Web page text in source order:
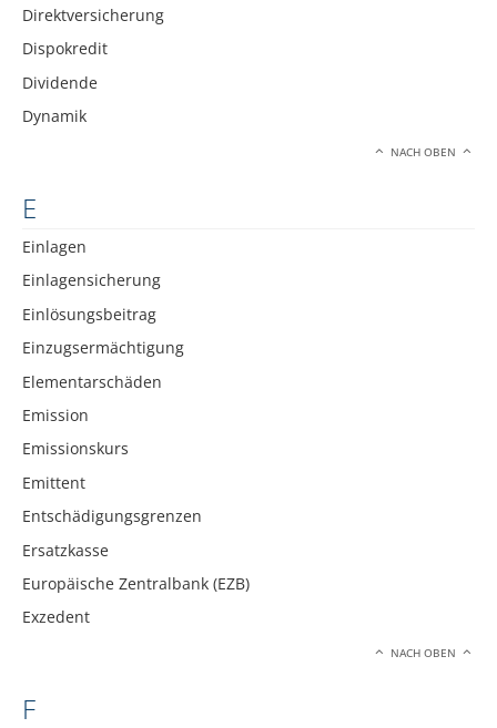
Direktversicherung
Dispokredit
Dividende
Dynamik
NACH OBEN
E
Einlagen
Einlagensicherung
Einlösungsbeitrag
Einzugsermächtigung
Elementarschäden
Emission
Emissionskurs
Emittent
Entschädigungsgrenzen
Ersatzkasse
Europäische Zentralbank (EZB)
Exzedent
NACH OBEN
F